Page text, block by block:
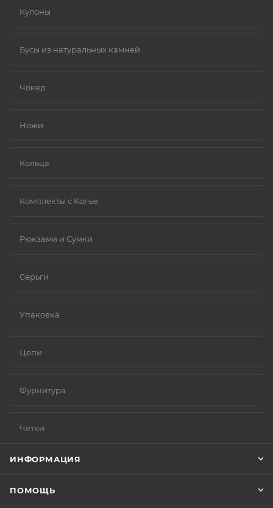
Кулоны
Бусы из натуральных камней
Чокер
Ножи
Кольца
Комплекты с Колье
Рюкзами и Сумки
Серьги
Упаковка
Цепи
Фурнитура
Чётки
ИНФОРМАЦИЯ
ПОМОЩЬ